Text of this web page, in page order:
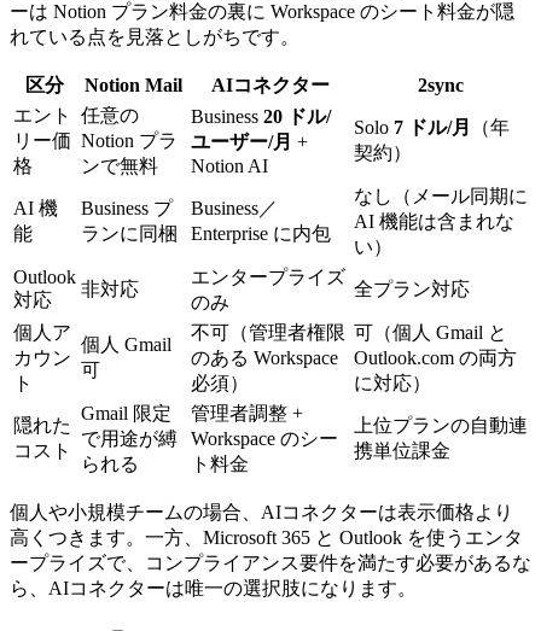
ーは Notion プラン料金の裏に Workspace のシート料金が隠
れている点を見落としがちです。
区分 Notion Mail AIコネクター
2sync
エント
リー価
格
任意の
Notion プラ
ンで無料
Business 20 ドル/
ユーザー/月 +
Notion AI
Solo 7 ドル/月
（年
契約）
AI 機
能
Business プ
ランに同梱
Business／
Enterprise に内包
なし（メール同期に
AI 機能は含まれな
い）
Outlook
対応
非対応
エンタープライズ
のみ
全プラン対応
個人ア
カウン
ト
個人 Gmail
可
不可（管理者権限
のある Workspace
必須）
可（個人 Gmail と
Outlook.com の両方
に対応）
隠れた
コスト
Gmail 限定
で用途が縛
られる
管理者調整 +
Workspace のシー
ト料金
上位プランの自動連
携単位課金
個人や小規模チームの場合、AIコネクターは表示価格より
高くつきます。一方、Microsoft 365 と Outlook を使うエンタ
ープライズで、コンプライアンス要件を満たす必要があるな
ら、AIコネクターは唯一の選択肢になります。